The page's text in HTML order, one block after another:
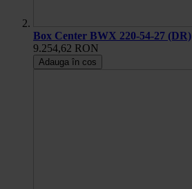
Box Center BWX 220-54-27 (DR)
9.254,62 RON
Adauga în cos